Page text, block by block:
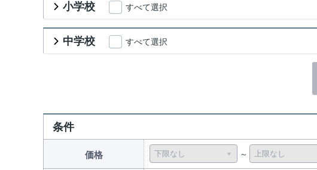
小学校 すべて選択
中学校 すべて選択
条件
価格